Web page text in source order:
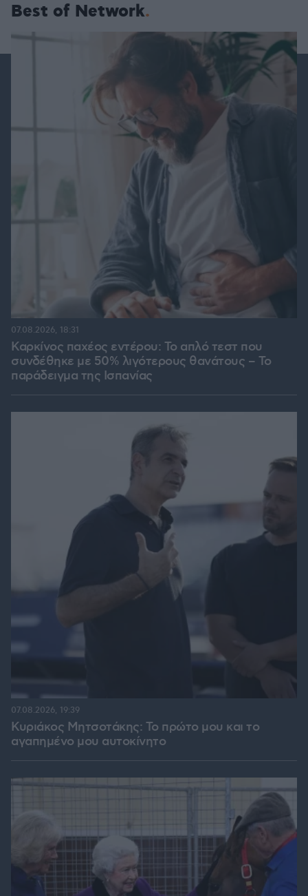
Best of Network
Καρκίνος παχέος εντέρου: Το απλό τεστ που
συνδέθηκε με 50% λιγότερους θανάτους – Το
παράδειγμα της Ισπανίας
07.08.2026, 18:31
Κυριάκος Μητσοτάκης: Το πρώτο μου και το
αγαπημένο μου αυτοκίνητο
07.08.2026, 19:39